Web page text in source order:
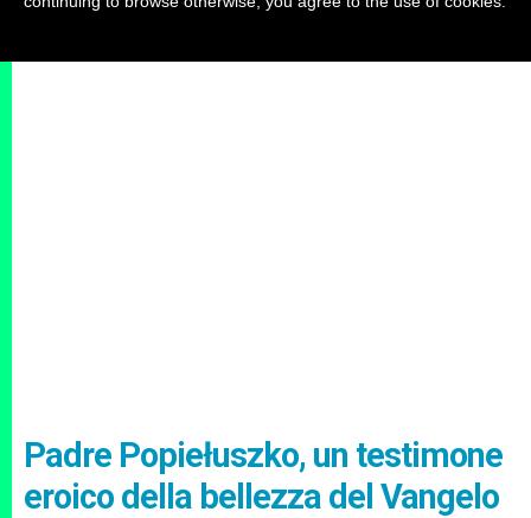
Padre Popiełuszko, un testimone
eroico della bellezza del Vangelo